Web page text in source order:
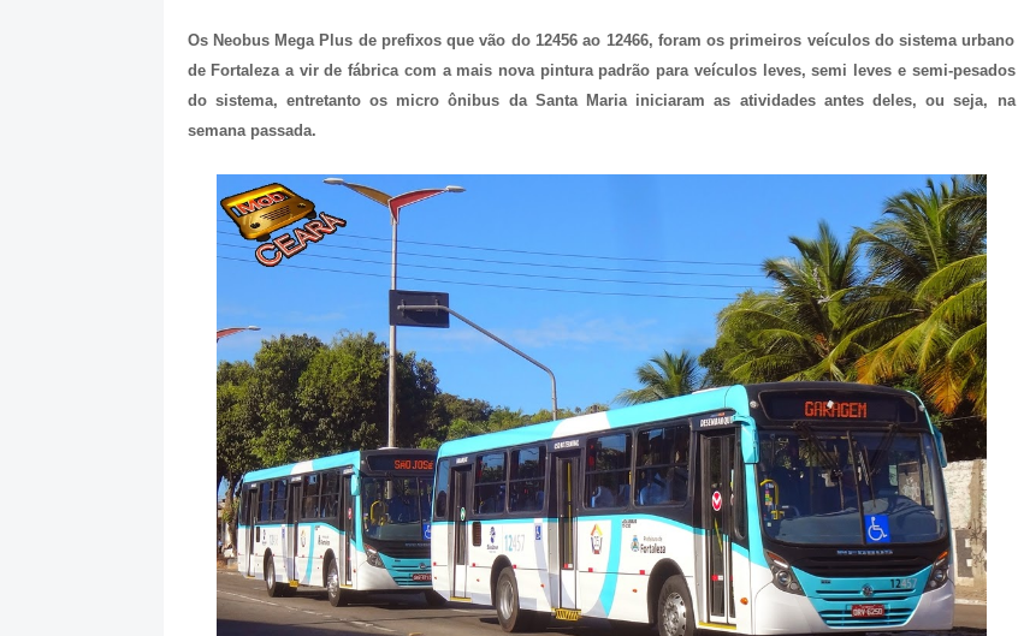
Os Neobus Mega Plus de prefixos que vão do 12456 ao 12466, foram os primeiros veículos do sistema urbano
de Fortaleza a vir de fábrica com a mais nova pintura padrão para veículos leves, semi leves e semi-pesados
do sistema, entretanto os micro ônibus da Santa Maria iniciaram as atividades antes deles, ou seja, na
semana passada.